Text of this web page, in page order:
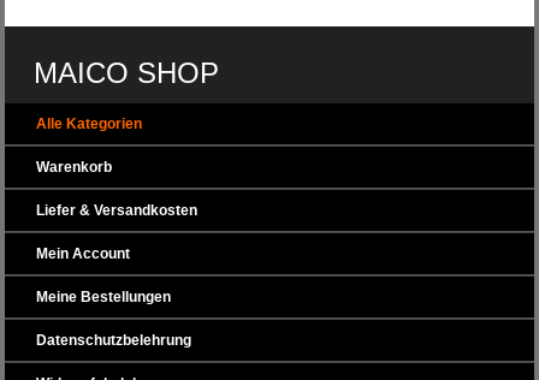
MAICO SHOP
Alle Kategorien
Warenkorb
Liefer & Versandkosten
Mein Account
Meine Bestellungen
Datenschutzbelehrung